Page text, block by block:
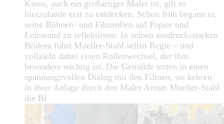
Kinos, auch ein großartiger Maler ist, gilt es
hierzulande erst zu entdecken. Schon früh begann er,
seine Bühnen- und Filmrollen auf Papier und
Leinwand zu reflektieren. In seinen ausdrucksstarken
Bildern führt Mueller-Stahl selbst Regie – und
vollzieht dabei einen Rollenwechsel, der ihm
besonders wichtig ist. Die Gemälde treten in einen
spannungsvollen Dialog mit den Filmen, sie kehren
in ihrer Anlage durch den Maler Armin Mueller-Stahl
die Bl